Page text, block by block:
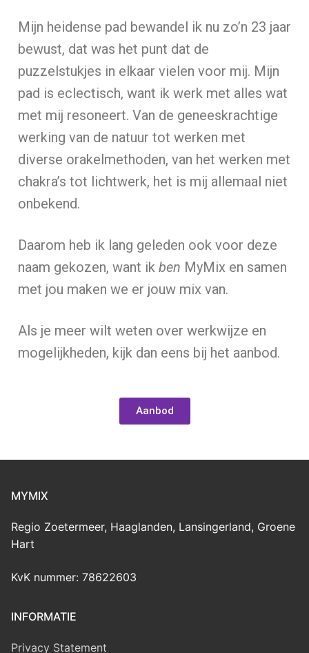
Mijn heidense pad bewandel ik nu zo’n 23 jaar
bewust, dat was het punt dat de
puzzelstukjes in elkaar vielen voor mij. Mijn
pad is eclectisch, want ik werk met alles wat
met mij resoneert. Van de geneeskrachtige
werking van de natuur tot werken met
diverse orakelmethoden, van het werken met
chakra’s tot lichtwerk, het is mij allemaal niet
onbekend.
Daarom heb ik lang geleden ook voor deze
naam gekozen, want ik ben MyMix en samen
met jou maken we er jouw mix van.
Als je meer wilt weten over werkwijze en
mogelijkheden, kijk dan eens bij het aanbod.
Aanbod
MYMIX
Regio Zoetermeer, Haaglanden, Lansingerland, Groene
Hart
KvK nummer: 78622603
INFORMATIE
Privacy Statement